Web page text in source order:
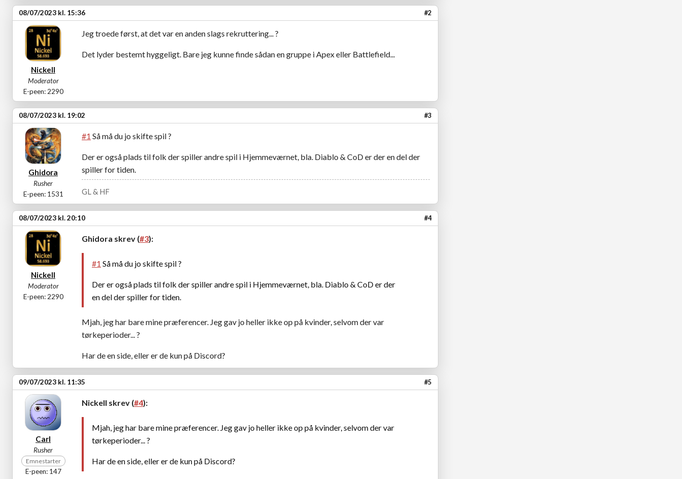
08/07/2023 kl. 15:36 #2
Nickell
Moderator
E-peen: 2290
Jeg troede først, at det var en anden slags rekruttering... ?
Det lyder bestemt hyggeligt. Bare jeg kunne finde sådan en gruppe i Apex eller Battlefield...
08/07/2023 kl. 19:02 #3
Ghidora
Rusher
E-peen: 1531
#1 Så må du jo skifte spil ?
Der er også plads til folk der spiller andre spil i Hjemmeværnet, bla. Diablo & CoD er der en del der
spiller for tiden.
GL & HF
08/07/2023 kl. 20:10 #4
Nickell
Moderator
E-peen: 2290
Ghidora skrev (#3):
#1 Så må du jo skifte spil ?
Der er også plads til folk der spiller andre spil i Hjemmeværnet, bla. Diablo & CoD er der
en del der spiller for tiden.
Mjah, jeg har bare mine præferencer. Jeg gav jo heller ikke op på kvinder, selvom der var
tørkeperioder... ?
Har de en side, eller er de kun på Discord?
09/07/2023 kl. 11:35 #5
Carl
Rusher
Emnestarter
E-peen: 147
Nickell skrev (#4):
Mjah, jeg har bare mine præferencer. Jeg gav jo heller ikke op på kvinder, selvom der var
tørkeperioder... ?
Har de en side, eller er de kun på Discord?